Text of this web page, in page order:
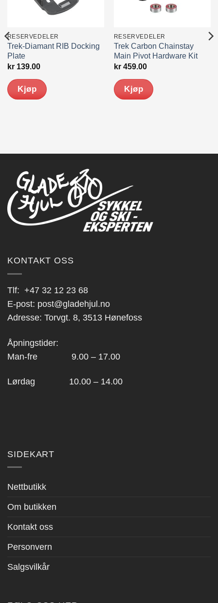
RESERVEDELER
Trek-Diamant RIB Docking
Plate
kr139.00
Kjøp
RESERVEDELER
Trek Carbon Chainstay
Main Pivot Hardware Kit
kr459.00
Kjøp
KONTAKT OSS
Tlf: +47 32 12 23 68
E-post: post@gladehjul.no
Adresse: Torvgt. 8, 3513 Hønefoss
Åpningstider:
Man-fre 9.00 – 17.00
Lørdag 10.00 – 14.00
SIDEKART
Nettbutikk
Om butikken
Kontakt oss
Personvern
Salgsvilkår